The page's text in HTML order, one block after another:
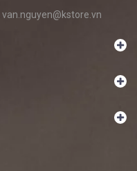
van.nguyen@kstore.vn